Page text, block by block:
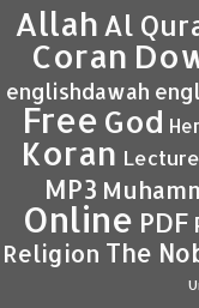
Allah Al
Coran
englishdawah
Free God
Koran Lecture
MP3
Online PDF
Religion The